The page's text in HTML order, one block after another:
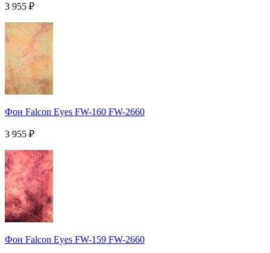
3 955 ₽
Фон Falcon Eyes FW-160 FW-2660
3 955 ₽
Фон Falcon Eyes FW-159 FW-2660